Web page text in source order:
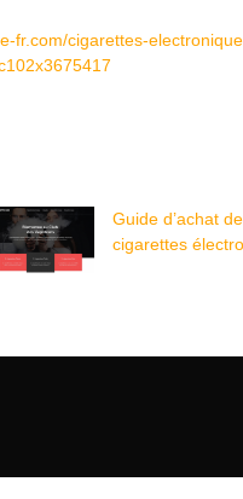
fr.com/cigarettes-
Guide d’achat de
cigarettes